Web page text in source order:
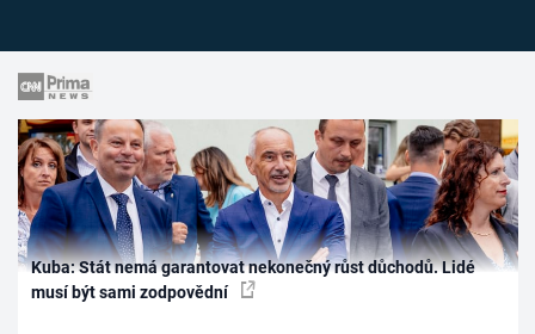
Kuba: Stát nemá garantovat nekonečný růst důchodů. Lidé
musí být sami zodpovědní